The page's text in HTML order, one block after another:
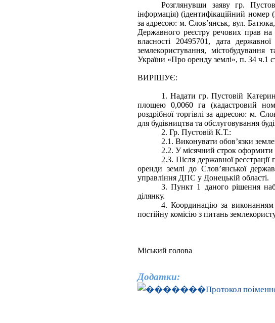
Розглянувши заяву гр.
інформація) (ідентифікаційний номер
за адресою: м. Слов’янськ, вул. Батюка,
Державного реєстру речових прав
власності 20495701, дата
землекористування, містобудування
України «Про оренду землі», п. 34 ч.1
ВИРІШУЄ:
1. Надати гр. Пустовій
площею 0,0060 га (кадастровий
роздрібної торгівлі за адресою: м.
для будівництва та обслуговування
2. Гр. Пустовій К.Т.:
2.1. Виконувати обов’язки
2.2. У місячний строк оформити
2.3. Після державної
оренди землі до Слов’янської
управління ДПС у Донецькій області.
3. Пункт 1 даного рішення
ділянку.
4. Координацію за
постійну комісію з питань
Міський
Додатки:
Протокол